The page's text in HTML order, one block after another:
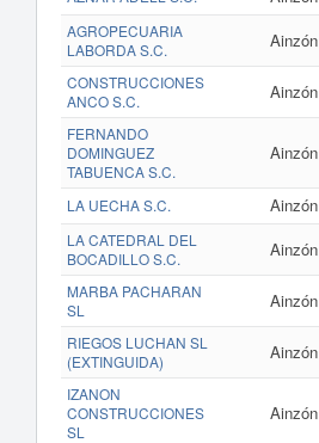
AGROPECUARIA
LABORDA S.C.
Ainzón
CONSTRUCCIONES
ANCO S.C.
Ainzón
FERNANDO
DOMINGUEZ
TABUENCA S.C.
Ainzón
LA UECHA S.C. Ainzón
LA CATEDRAL DEL
BOCADILLO S.C.
Ainzón
MARBA PACHARAN
SL
Ainzón
RIEGOS LUCHAN SL
(EXTINGUIDA)
Ainzón
IZANON
CONSTRUCCIONES
SL
Ainzón